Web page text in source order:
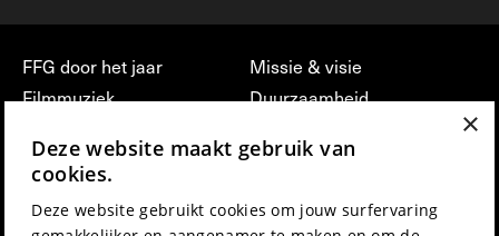
FFG door het jaar
Filmmuziek
Press & Industry
Film Fest Friends
Missie & visie
Duurzaamheid
vrijwilligerswerk bij FFG
Privacy & Disclaimer
×
Deze website maakt gebruik van
cookies.
Deze website gebruikt cookies om jouw surfervaring